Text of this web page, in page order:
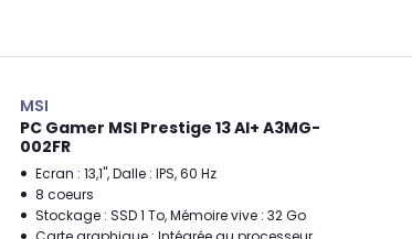
MSI
PC Gamer MSI Prestige 13 AI+ A3MG-
002FR
Ecran : 13,1", Dalle : IPS, 60 Hz
8 coeurs
Stockage : SSD 1 To, Mémoire vive : 32 Go